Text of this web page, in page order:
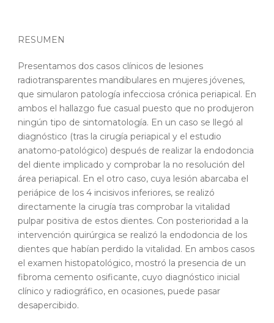
RESUMEN
Presentamos dos casos clínicos de lesiones
radiotransparentes mandibulares en mujeres jóvenes,
que simularon patología infecciosa crónica periapical. En
ambos el hallazgo fue casual puesto que no produjeron
ningún tipo de sintomatología. En un caso se llegó al
diagnóstico (tras la cirugía periapical y el estudio
anatomo-patológico) después de realizar la endodoncia
del diente implicado y comprobar la no resolución del
área periapical. En el otro caso, cuya lesión abarcaba el
periápice de los 4 incisivos inferiores, se realizó
directamente la cirugía tras comprobar la vitalidad
pulpar positiva de estos dientes. Con posterioridad a la
intervención quirúrgica se realizó la endodoncia de los
dientes que habían perdido la vitalidad. En ambos casos
el examen histopatológico, mostró la presencia de un
fibroma cemento osificante, cuyo diagnóstico inicial
clínico y radiográfico, en ocasiones, puede pasar
desapercibido.